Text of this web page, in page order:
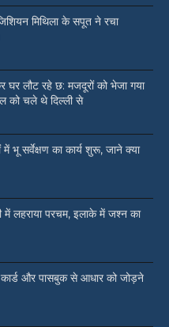
मिथिला के सपूत ने रचा
घर लौट रहे छ: मजदूरों को भेजा गया
को चले थे दिल्ली से
भू सर्वेक्षण का कार्य शुरू, जाने क्या
में लहराया परचम, इलाके में जश्न का
कार्ड और पासबुक से आधार को जोड़ने